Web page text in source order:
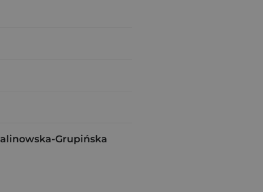
Grupińska